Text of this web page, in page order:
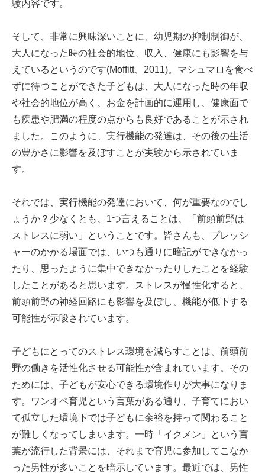
験内容です。
そして、非常に興味深いことに、幼児期の抑制制御が、
大人になった時の社会的地位、収入、健康にも影響を与
えているというのです(Moffitt、2011)。マシュマロを食べ
ずに待つことができた子どもは、大人になった時の年収
や社会的地位が高く、お金を計画的に運用し、健康面で
も疾患や肥満の程度の点からも良好であることが示され
ました。このように、実行機能の発達は、その後の生活
の豊かさに影響を及ぼすことが実験から示されていま
す。
それでは、実行機能の発達において、何が重要なのでし
ょうか？少なくとも、1つ言えることは、「前頭前野は
ストレスに弱い」ということです。皆さんも、プレッシ
ャーのかかる場面では、いつも通りに暗記ができなかっ
たり、思ったように集中できなかったりしたことを経験
したことがあると思います。ストレスが慢性化すると、
前頭前野の神経回路にも影響を及ぼし、機能が低下する
可能性が示唆されています。
子どもにとってのストレス環境を減らすことは、前頭前
野の働きを活性化させる可能性が含まれています。その
ためには、子どもが安心できる環境作りが大事になりま
す。ワンオペ育児という言葉がある通り、子育てにおい
て孤立した環境下では子どもに余裕を持って関わること
が難しくなってしまいます。一時「イクメン」という言
葉が流行した背景には、それまで育児に参加してこなか
った男性が多いことを暗示しています。最近では、男性